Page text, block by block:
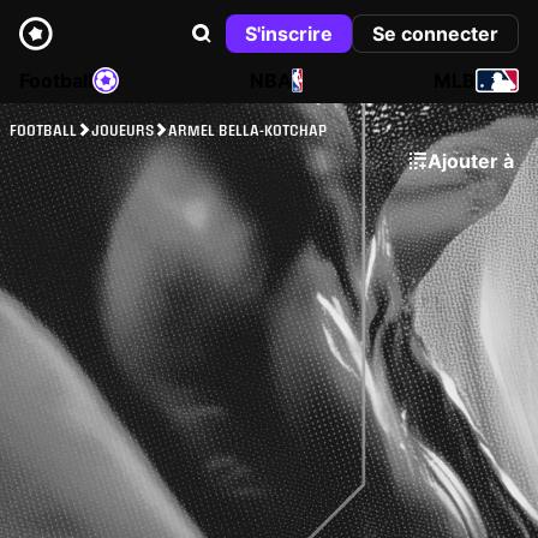
S'inscrire
Se connecter
NBA
FOOTBALL JOUEURS ARMEL BELLA-KOTCHAP
Ajouter à